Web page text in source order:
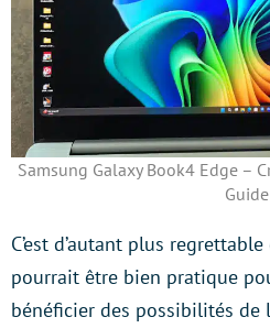
Samsung Galaxy Book4 Edge –
Guide
C’est d’autant plus
pourrait être bien pratique
bénéficier des possibilités